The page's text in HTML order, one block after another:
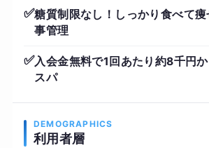
✅糖質制限なし！しっかり食べて
事管理
✅入会金無料で1回あたり約8千円
スパ
DEMOGRAPHICS
利用者層